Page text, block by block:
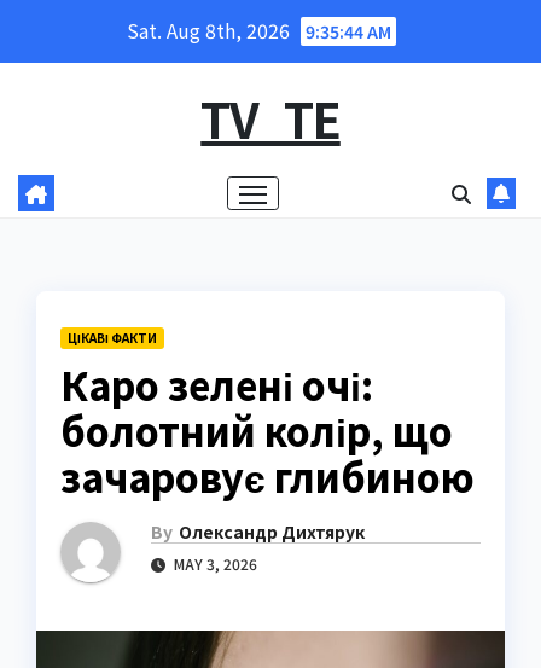
Sat. Aug 8th, 2026 9:35:45 AM
TV_TE
ЦІКАВІ ФАКТИ
Каро зелені очі:
болотний колір, що
зачаровує глибиною
By Олександр Дихтярук
MAY 3, 2026